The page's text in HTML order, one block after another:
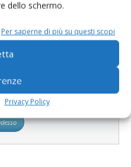
dello schermo.
Per saperne di più su questi scopi
Privacy Policy
un'azienda o un